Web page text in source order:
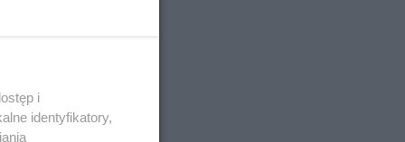
i
identyfikatory,